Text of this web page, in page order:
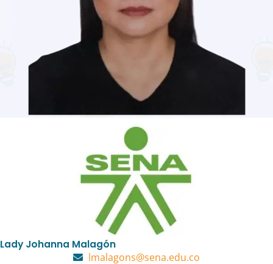
Lady Johanna Malagón
lmalagons@sena.edu.co